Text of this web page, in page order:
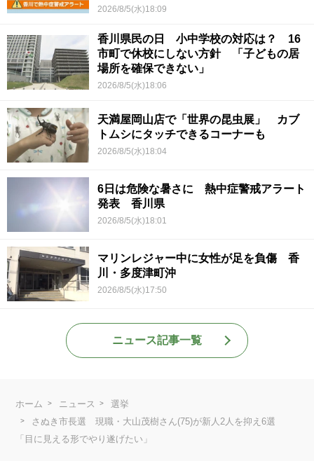
くか
2026/8/5(水)18:09
香川県民の日 小中学校の対応は？ 16
市町で休校にしない方針 「子どもの居
場所を確保できない」
2026/8/5(水)18:06
天満屋岡山店で「世界の昆虫展」 カブ
トムシにタッチできるコーナーも
2026/8/5(水)18:04
6日は危険な暑さに 熱中症警戒アラート
発表 香川県
2026/8/5(水)18:01
マリンレジャー中に女性が足を負傷 香
川・多度津町沖
2026/8/5(水)17:50
ニュース記事一覧
ホーム ニュース
選挙
さぬき市長選 現職・大山茂樹さん(75)が新人2人を抑え6選
「目に見える形でやり遂げたい」